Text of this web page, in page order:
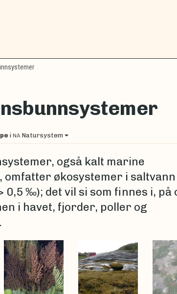
i NA Natursystem
også kalt marine
omfatter økosystemer i saltvann
0,5 ‰); det vil si som finnes i,
i havet, fjorder, poller og